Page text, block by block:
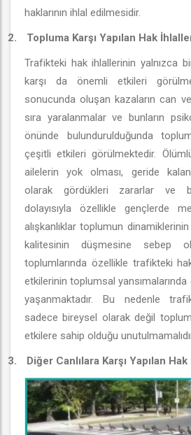
haklarının ihlal edilmesidir.
2.
Topluma Karşı Yapılan Hak
Trafikteki hak ihlallerinin yalnızca
karşı da önemli etkileri
sonucunda oluşan kazaların can ve
sıra yaralanmalar ve bunların
önünde bulundurulduğunda
çeşitli etkileri görülmektedir.
ailelerin yok olması, geride
olarak gördükleri zararlar ve
dolayısıyla özellikle gençlerde
alışkanlıklar toplumun
kalitesinin düşmesine sebep
toplumlarında özellikle trafikteki
etkilerinin toplumsal
yaşanmaktadır. Bu nedenle
sadece bireysel olarak değil
etkilere sahip olduğu
3.
Diğer Canlılara Karşı Yapılan